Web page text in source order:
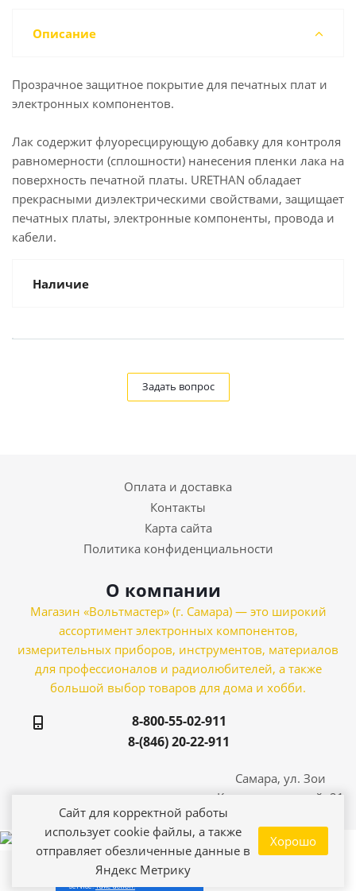
Описание
Прозрачное защитное покрытие для печатных плат и
электронных компонентов.
Лак содержит флуоресцирующую добавку для контроля
равномерности (сплошности) нанесения пленки лака на
поверхность печатной платы. URETHAN обладает
прекрасными диэлектрическими свойствами, защищает
печатных платы, электронные компоненты, провода и
кабели.
Наличие
Задать вопрос
Оплата и доставка
Контакты
Карта сайта
Политика конфиденциальности
О компании
Магазин «Вольтмастер» (г. Самара) — это широкий
ассортимент электронных компонентов,
измерительных приборов, инструментов, материалов
для профессионалов и радиолюбителей, а также
большой выбор товаров для дома и хобби.
8-800-55-02-911
8-(846) 20-22-911
Самара, ул. Зои
Космодемьянской, 21
Сайт для корректной работы
использует cookie файлы, а также
отправляет обезличенные данные в
Яндекс Метрику
Хорошо